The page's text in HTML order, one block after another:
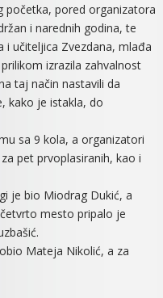
početka, pored organizatora
i narednih godina, te
učiteljica Zvezdana, mlađa
izrazila zahvalnost
taj način nastavili da
kako je istakla, do
sa 9 kola, a organizatori
pet prvoplasiranih, kao i
je bio Miodrag Dukić, a
mesto pripalo je
Mateja Nikolić, a za